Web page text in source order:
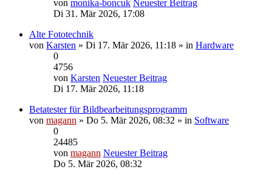
von monika-boncuk Neuester Beitrag
Di 31. Mär 2026, 17:08
Alte Fototechnik
von Karsten » Di 17. Mär 2026, 11:18 » in Hardware
0
4756
von Karsten Neuester Beitrag
Di 17. Mär 2026, 11:18
Betatester für Bildbearbeitungsprogramm
von magann » Do 5. Mär 2026, 08:32 » in Software
0
24485
von magann Neuester Beitrag
Do 5. Mär 2026, 08:32